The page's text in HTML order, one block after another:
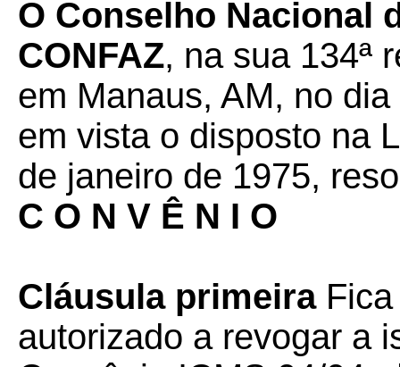
O Conselho Nacional
CONFAZ, na sua 134ª
em Manaus, AM, no
em vista o disposto na
de janeiro de 1975,
C O N V Ê N I O
Cláusula primeiraFica
autorizado a revogar a